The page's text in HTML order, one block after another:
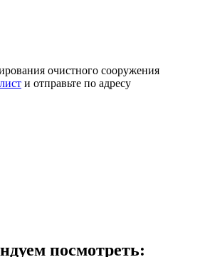
очистного сооружения
и отправьте по адресу
посмотреть: